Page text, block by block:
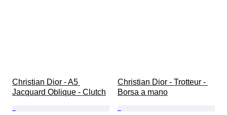
Christian Dior - A5
Jacquard Oblique - Clutch
Christian Dior - Trotteur -
Borsa a mano